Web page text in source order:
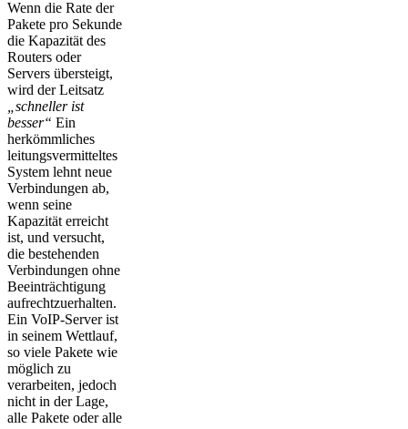
Wenn die Rate der
Pakete pro Sekunde
die Kapazität des
Routers oder
Servers übersteigt,
wird der Leitsatz
„schneller ist
besser“ Ein
herkömmliches
leitungsvermitteltes
System lehnt neue
Verbindungen ab,
wenn seine
Kapazität erreicht
ist, und versucht,
die bestehenden
Verbindungen ohne
Beeinträchtigung
aufrechtzuerhalten.
Ein VoIP-Server ist
in seinem Wettlauf,
so viele Pakete wie
möglich zu
verarbeiten, jedoch
nicht in der Lage,
alle Pakete oder alle